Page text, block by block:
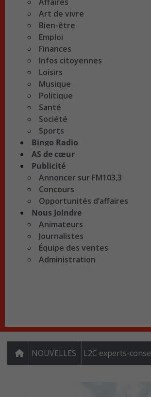
Art de vivre
Bien-être
Emploi
Finances
Infos citoyennes
Loisirs
Musique
Politique
Santé
Société
Sports
Bingo Radio
AS de cœur
Publicité
Annoncer sur FM103,3
Concours
Opportunités d’affaires
Nous Joindre
Animateurs
Journalistes
Équipe des ventes
Administration
NOUVELLES L2C experts-